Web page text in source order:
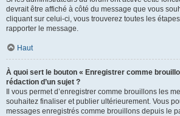
devrait être affiché à côté du message que vous
cliquant sur celui-ci, vous trouverez toutes les
rapporter le message.
Haut
À quoi sert le bouton « Enregistrer comme
rédaction d’un sujet ?
Il vous permet d’enregistrer comme brouillons les
souhaitez finaliser et publier ultérieurement. Vous
messages enregistrés comme brouillons depuis le